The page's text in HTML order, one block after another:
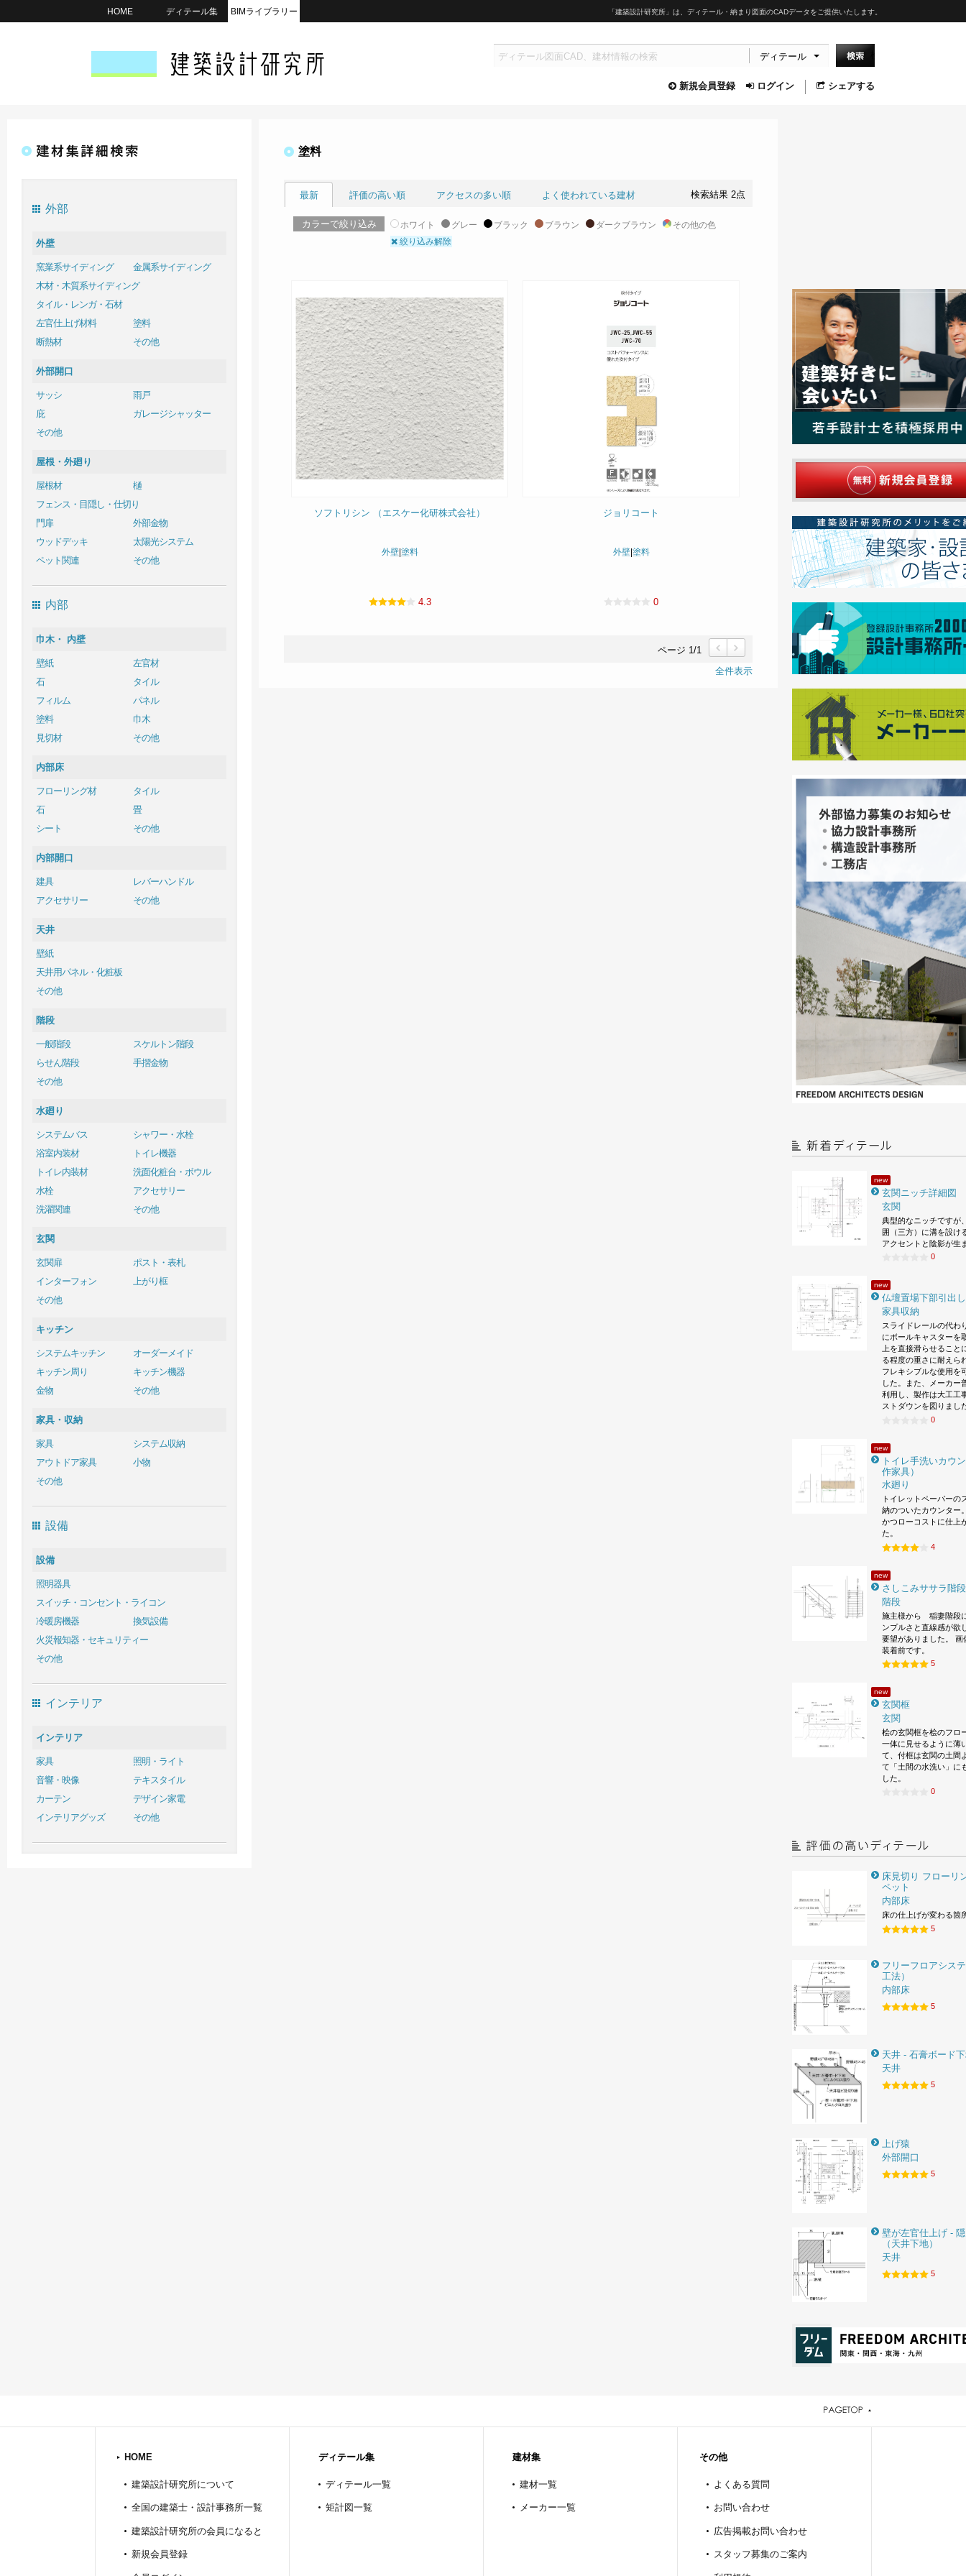
「建築設計研究所」は、ディテール・納まり図面のCADデータをご提供いたします。
HOME ディテール集 BIMライブラリー
ディテール
新規会員登録 ログイン シェアする
外部
外壁
窯業系サイディング
金属系サイディング
木材・木質系サイディング
タイル・レンガ・石材
左官仕上げ材料
塗料
断熱材
その他
外部開口
サッシ
雨戸
庇
ガレージシャッター
その他
屋根・外廻り
屋根材
樋
フェンス・目隠し・仕切り
門扉
外部金物
ウッドデッキ
太陽光システム
ペット関連
その他
内部
巾木・ 内壁
壁紙
左官材
石
タイル
フィルム
パネル
塗料
巾木
見切材
その他
内部床
フローリング材
タイル
石
畳
シート
その他
内部開口
建具
レバーハンドル
アクセサリー
その他
天井
壁紙
天井用パネル・化粧板
その他
階段
一般階段
スケルトン階段
らせん階段
手摺金物
その他
水廻り
システムバス
シャワー・水栓
浴室内装材
トイレ機器
トイレ内装材
洗面化粧台・ボウル
水栓
アクセサリー
洗濯関連
その他
玄関
玄関扉
ポスト・表札
インターフォン
上がり框
その他
キッチン
システムキッチン
オーダーメイド
キッチン周り
キッチン機器
金物
その他
家具・収納
家具
システム収納
アウトドア家具
小物
その他
設備
設備
照明器具
スイッチ・コンセント・ライコン
冷暖房機器
換気設備
火災報知器・セキュリティー
その他
インテリア
インテリア
家具
照明・ライト
音響・映像
テキスタイル
カーテン
デザイン家電
インテリアグッズ
その他
new
玄関ニッチ詳細図
玄関
典型的なニッチですが
囲（三方）に溝を設け
アクセントと陰影が生
0
new
仏壇置場下部引出
家具収納
スライドレールの代わ
にボールキャスターを
上を直接滑らせること
る程度の重さに耐えら
フレキシブルな使用を
した。また、メーカー
利用し、製作は大工工
ストダウンを図りまし
0
new
トイレ手洗いカウ
作家具）
水廻り
トイレットペーパーの
納のついたカウンター
かつローコストに仕上
た。
4
new
さしこみササラ階段
階段
施主様から 稲妻階段
ンプルさと直線感が
要望がありました。 画
装着前です。
5
new
玄関框
玄関
桧の玄関框を桧のフロ
一体に見せるように薄
て、付框は玄関の土間
て「土間の水洗い」に
した。
0
床見切り フローリ
ペット
内部床
床の仕上げが変わる箇
5
フリーフロアシス
工法）
内部床
5
天井 - 石膏ボード
天井
5
上げ猿
外部開口
5
壁が左官仕上げ -
（天井下地）
天井
5
塗料
最新 評価の高い順 アクセスの多い順 よく使われている建材 検索結果 2点
カラーで絞り込み ホワイト グレー ブラック ブラウン ダークブラウン
その他の色
絞り込み解除
ソフトリシン （エスケー化研株式会社）
外壁|塗料
4.3
ジョリコート
外壁|塗料
0
ページ 1/1
前
次
全件表示
HOME
建築設計研究所について
全国の建築士・設計事務所一覧
建築設計研究所の会員になると
新規会員登録
ディテール集
ディテール一覧
矩計図一覧
建材集
建材一覧
メーカー一覧
その他
よくある質問
お問い合わせ
広告掲載お問い合わせ
スタッフ募集のご案内